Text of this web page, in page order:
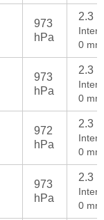
973
hPa
2.3
0
973
hPa
2.3
0
972
hPa
2.3
0
973
hPa
2.3
0